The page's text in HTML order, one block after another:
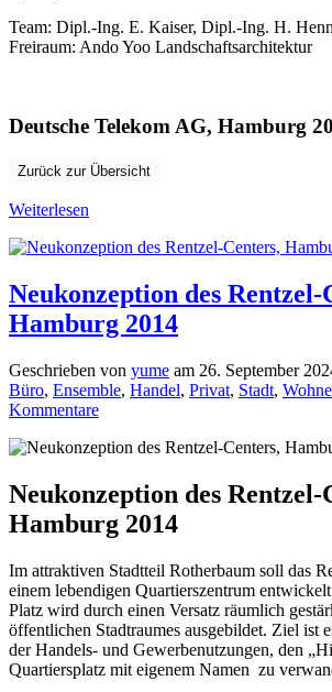
Team: Dipl.-Ing. E. Kaiser, Dipl.-Ing. H.
Freiraum: Ando Yoo Landschaftsarchitektur
Deutsche Telekom AG, Hamburg
Zurück zur Übersicht
Weiterlesen
Neukonzeption des Rentzel-
Hamburg 2014
Geschrieben von yume am 26. September
Büro, Ensemble, Handel, Privat, Stadt,
Kommentarezu
des
Centers,
Hamburg
2014
Neukonzeption des Rentzel-
Hamburg 2014
Im attraktiven Stadtteil Rotherbaum soll das
einem lebendigen Quartierszentrum
Platz wird durch einen Versatz räumlich
öffentlichen Stadtraumes ausgebildet. Ziel ist
der Handels- und Gewerbenutzungen, den
Quartiersplatz mit eigenem Namen zu